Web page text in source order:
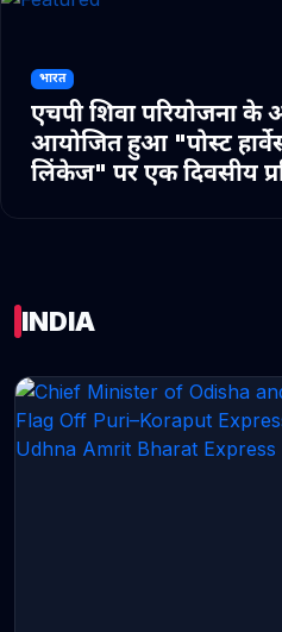
भारत
एचपी शिवा परियोजना के
आयोजित हुआ "पोस्ट
लिंकेज" पर एक दिवसीय
INDIA